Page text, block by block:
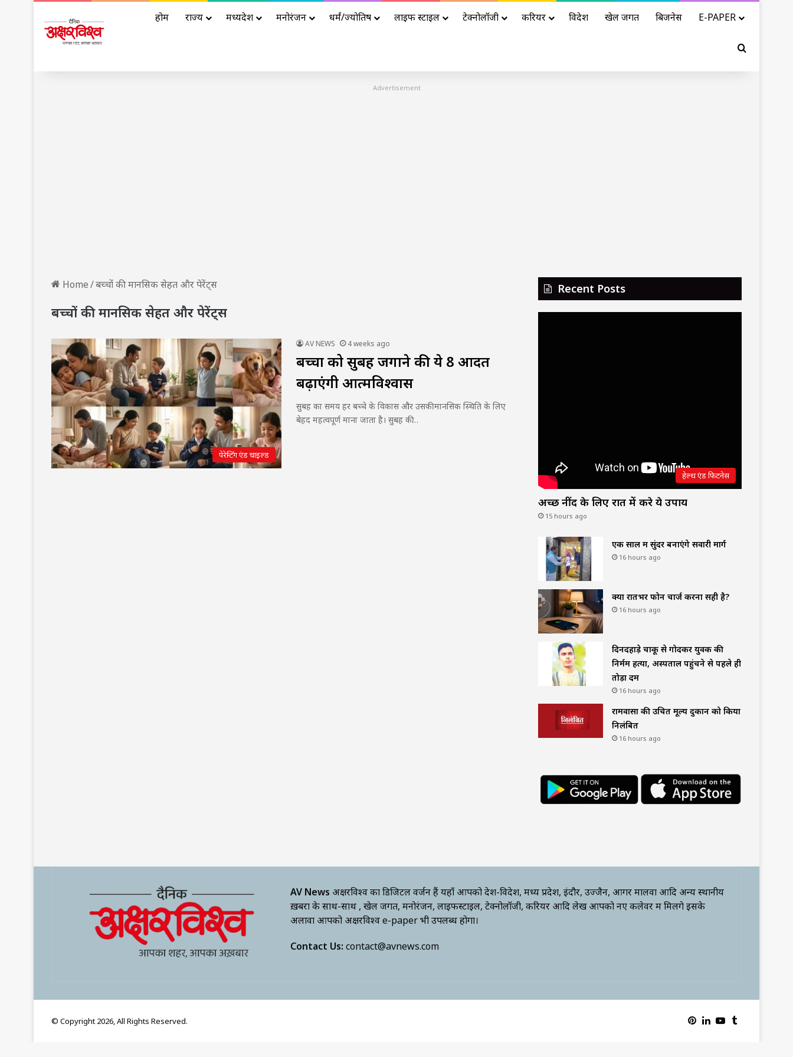
होम राज्य मध्यप्रदेश मनोरंजन धर्मं/ज्योतिष लाइफ स्टाइल टेक्नोलॉजी करियर विदेश खेल जगत बिजनेस E-PAPER
Search for
Advertisement
Home/बच्चों की मानसिक सेहत और पेरेंट्स
बच्चों की मानसिक सेहत और पेरेंट्स
पेरेन्टिंग एंड चाइल्ड
AV NEWS 4 weeks ago
बच्चों को सुबह जगाने की ये 8 आदतें
बढ़ाएंगी आत्मविश्वास
सुबह का समय हर बच्चे के विकास और उसकी मानसिक स्थिति के लिए
बेहद महत्वपूर्ण माना जाता है। सुबह की…
Recent Posts
हेल्थ एंड फिटनेस
अच्छी नींद के लिए रात में करे ये उपाय
15 hours ago
एक साल में सुंदर बनाएंगे सवारी मार्ग
16 hours ago
क्या रातभर फोन चार्ज करना सही है?
16 hours ago
दिनदहाड़े चाकू से गोदकर युवक की
निर्मम हत्या, अस्पताल पहुंचने से पहले ही
तोड़ा दम
16 hours ago
रामवासा की उचित मूल्य दुकान को किया
निलंबित
16 hours ago
AV News अक्षरविश्व का डिजिटल वर्जन हैं यहाँ आपको देश-विदेश, मध्य प्रदेश, इंदौर, उज्जैन, आगर मालवा आदि अन्य स्थानीय
ख़बरों के साथ-साथ , खेल जगत, मनोरंजन, लाइफस्टाइल, टेक्नोलॉजी, करियर आदि लेख आपको नए कलेवर में मिलेंगे इसके
अलावा आपको अक्षरविश्व e-paper भी उपलब्ध होगा।
Contact Us: contact@avnews.com
© Copyright 2026, All Rights Reserved. Pinterest
LinkedIn
YouTube
Tumblr